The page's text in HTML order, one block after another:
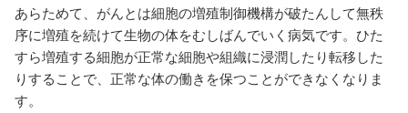
あらためて、がんとは細胞の増殖制御機構が破たんして無秩
序に増殖を続けて生物の体をむしばんでいく病気です。ひた
すら増殖する細胞が正常な細胞や組織に浸潤したり転移した
りすることで、正常な体の働きを保つことができなくなりま
す。